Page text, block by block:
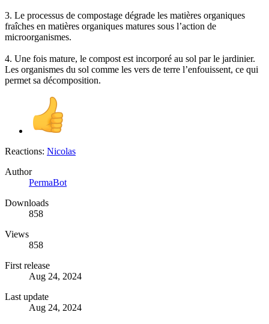
3. Le processus de compostage dégrade les matières organiques
fraîches en matières organiques matures sous l’action de
microorganismes.
4. Une fois mature, le compost est incorporé au sol par le jardinier.
Les organismes du sol comme les vers de terre l’enfouissent, ce qui
permet sa décomposition.
Reactions: Nicolas
Author
PermaBot
Downloads
858
Views
858
First release
Aug 24, 2024
Last update
Aug 24, 2024